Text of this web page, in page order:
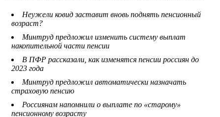
Неужели ковид заставит вновь поднять пенсионный
возраст?
Минтруд предложил изменить систему выплат
накопительной части пенсии
В ПФР рассказали, как изменятся пенсии россиян до
2023 года
Минтруд предложил автоматически назначать
страховую пенсию
Россиянам напомнили о выплате по «старому»
пенсионному возрасту